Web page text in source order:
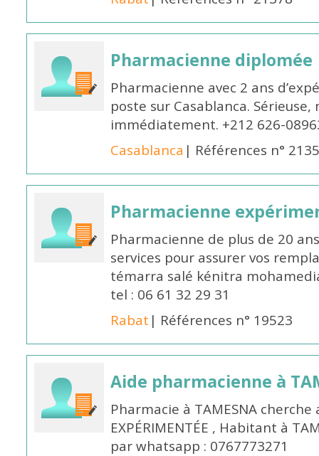
Pharmacienne diplomée
Pharmacienne avec 2 ans
poste sur Casablanca.
immédiatement. +212 626-
Casablanca | Références n°
Pharmacienne
Pharmacienne de plus de 20
services pour assurer vos
témarra salé kénitra
tel : 06 61 32 29 31
Rabat | Références n° 19523
Aide pharmacienne à
Pharmacie à TAMESNA
EXPÉRIMENTÉE , Habitant à
par whatsapp : 0767773271